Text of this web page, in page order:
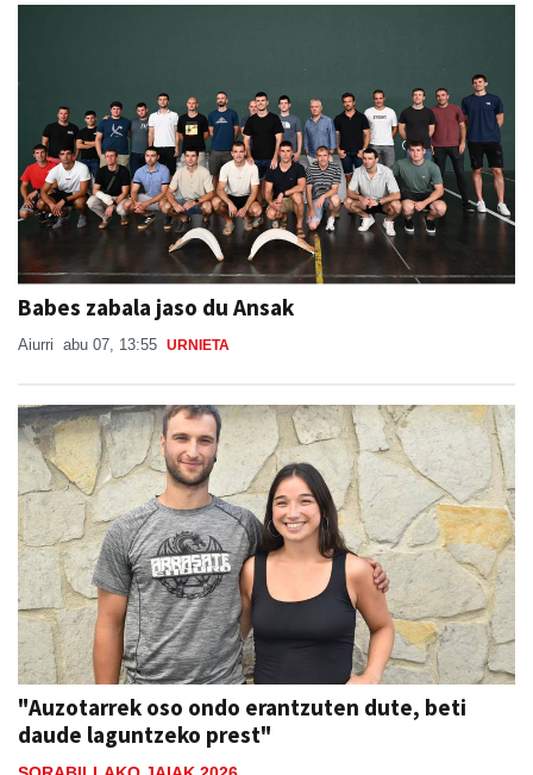
Babes zabala jaso du Ansak
Aiurri abu 07, 13:55 URNIETA
"Auzotarrek oso ondo erantzuten dute, beti
daude laguntzeko prest"